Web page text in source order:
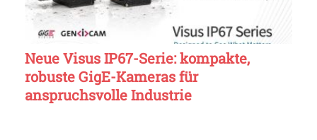
Neue Visus IP67-Serie: kompakte,
robuste GigE-Kameras für
anspruchsvolle Industrie